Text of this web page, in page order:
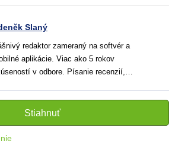
Slaný
redaktor zameraný na softvér a
aplikácie. Viac ako 5 rokov
v odbore. Písanie recenzií,
textov, ktoré pomáhajú
lepšie porozumieť a využiť moderné
Stiahnuť